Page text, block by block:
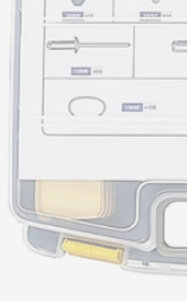
le média 0 en